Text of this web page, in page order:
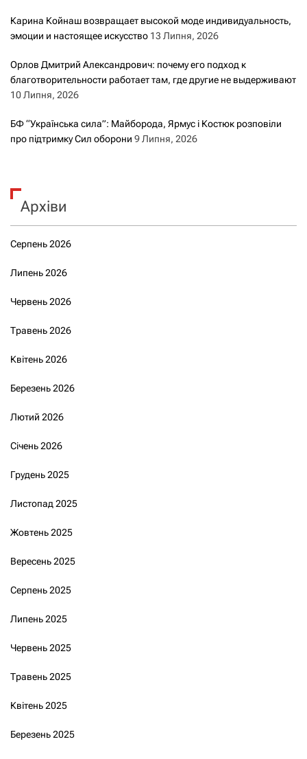
Карина Койнаш возвращает высокой моде индивидуальность,
эмоции и настоящее искусство 13 Липня, 2026
Орлов Дмитрий Александрович: почему его подход к
благотворительности работает там, где другие не выдерживают
10 Липня, 2026
БФ “Українська сила”: Майборода, Ярмус і Костюк розповіли
про підтримку Сил оборони 9 Липня, 2026
Архіви
Серпень 2026
Липень 2026
Червень 2026
Травень 2026
Квітень 2026
Березень 2026
Лютий 2026
Січень 2026
Грудень 2025
Листопад 2025
Жовтень 2025
Вересень 2025
Серпень 2025
Липень 2025
Червень 2025
Травень 2025
Квітень 2025
Березень 2025